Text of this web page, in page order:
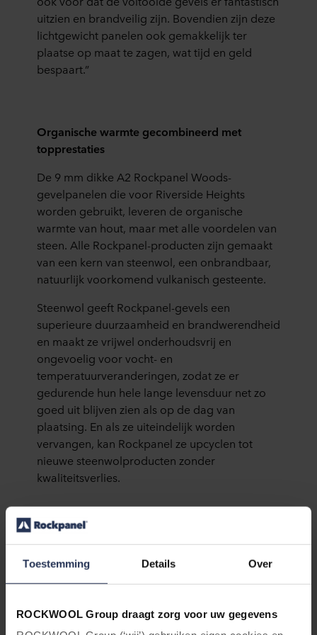
Toestemming Details Over
ROCKWOOL Group draagt zorg voor uw gegevens
uitzien en brandveilig zijn. Bovendien zijn deze
lichtgewicht panelen ook gemakkelijk ter
plaatse op maat te zagen, wat tijd en geld
bespaart.”
Organische warmte gecombineerd met
topprestaties
De 9 mm dikke A2 Rockpanel Woods-
gevelpanelen die voor Riverside Heights
worden gebruikt, leveren de organische
warmte van hout, maar met alle voordelen van
steen. Alle Rockpanel-producten zijn gemaakt
van een kern van steenwol, een onbrandbaar,
natuurlijk voorkomend vulkanisch gesteente.
Steenwol geeft Rockpanel-gevels een
superieure duurzaamheid en brandwerendheid
en maakt ze vrijwel onderhoudsvrij en
ongevoelig voor vocht- en
temperatuurveranderingen, zodat ze er
gedurende hun hele lange levensduur net zo
goed uit blijven zien als op de dag van
plaatsing. En als ze uiteindelijk worden
vervangen, kan Rockpanel ze upcyclen tot
nieuwe steenwolproducten zonder
kwaliteitsverlies.